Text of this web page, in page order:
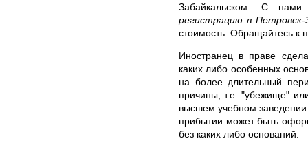
Забайкальском. С
регистрацию в Петровск-
стоимость. Обращайтесь к
Иностранец в праве
каких либо особенных
на более длительный
причины, т.е. "убежище"
высшем учебном
прибытии может быть
без каких либо оснований.